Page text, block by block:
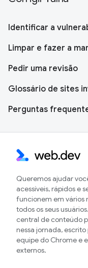
Identificar a
Limpar e fazer a
Pedir uma revisão
Glossário de sites
Perguntas
Queremos ajudar
acessíveis, rápidos e
funcionem em vários
todos os seus
central de conteúdo
nessa jornada,
equipe do Chrome e
externos.